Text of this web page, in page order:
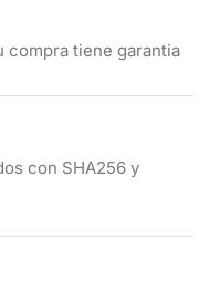
compra tiene garantia
con SHA256 y